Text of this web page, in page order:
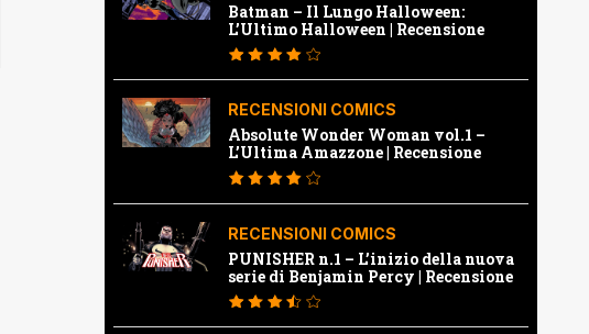
Batman – Il Lungo Halloween:
L’Ultimo Halloween | Recensione
RECENSIONI COMICS
Absolute Wonder Woman vol.1 –
L’Ultima Amazzone | Recensione
RECENSIONI COMICS
PUNISHER n.1 – L’inizio della nuova
serie di Benjamin Percy | Recensione